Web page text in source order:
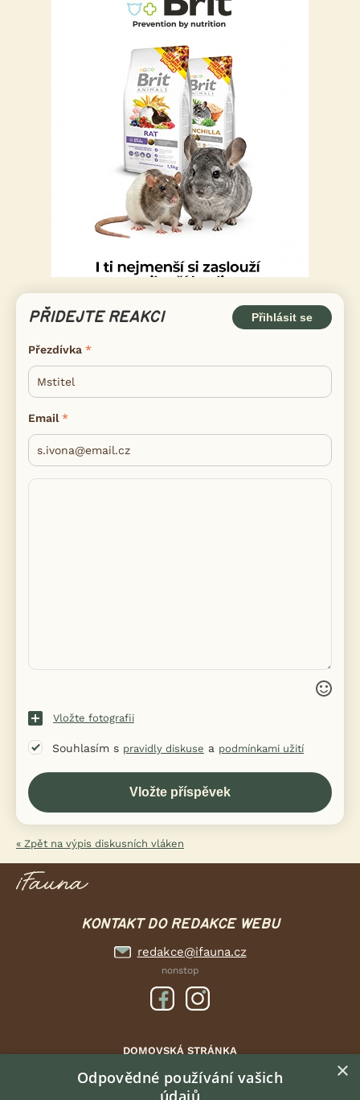
PŘIDEJTE REAKCI Přihlásit se
Přezdívka
Email
Vložte fotografii
Souhlasím s pravidly diskuse a podmínkami užití
« Zpět na výpis diskusních vláken
KONTAKT DO REDAKCE WEBU
redakce@ifauna.cz
nonstop
DOMOVSKÁ STRÁNKA
INZERCE
DISKUSE
×
Odpovědné používání vašich
údajů